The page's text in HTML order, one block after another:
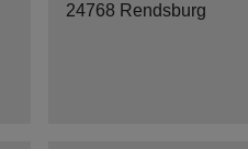
24768 Rendsburg